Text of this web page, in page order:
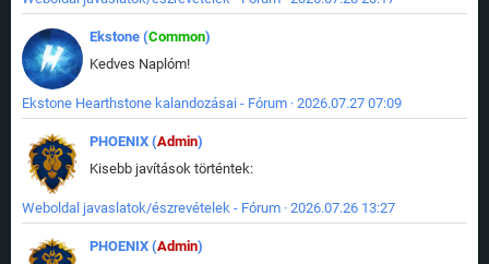
Ekstone (Common)
Kedves Naplóm!
Ekstone Hearthstone kalandozásai - Fórum · 2026.07.27 07:09
PHOENIX (Admin)
Kisebb javítások történtek:
Weboldal javaslatok/észrevételek - Fórum · 2026.07.26 13:27
PHOENIX (Admin)